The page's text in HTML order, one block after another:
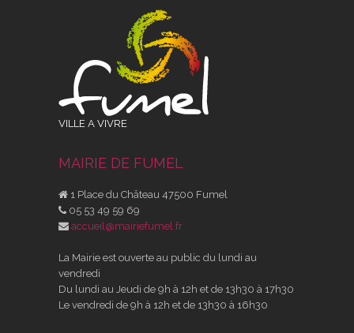
VILLE A VIVRE
MAIRIE DE FUMEL
1 Place du Château 47500 Fumel
05 53 49 59 69
accueil@mairiefumel.fr
La Mairie est ouverte au public du lundi au
vendredi
Du lundi au Jeudi de 9h à 12h et de 13h30 à 17h30
Le vendredi de 9h à 12h et de 13h30 à 16h30